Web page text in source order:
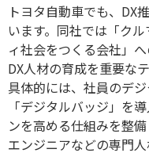
トヨタ自動車でも、 DX
います。同社では「ク
ィ社会をつくる会社」
DX人材の育成を重要な
具体的には、社員のデ
「デジタルバッジ」を
ンを高める仕組みを整
エンジニアなどの専門